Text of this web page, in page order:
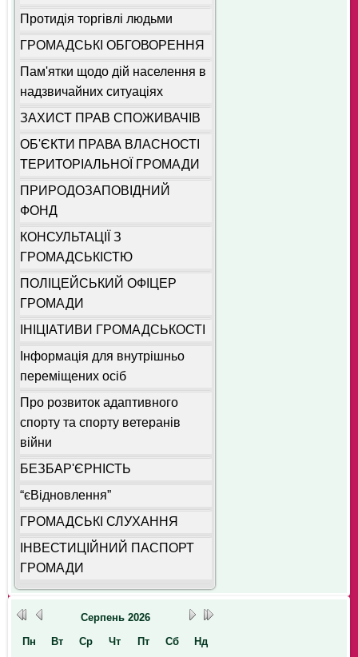
Протидія торгівлі людьми
ГРОМАДСЬКІ ОБГОВОРЕННЯ
Пам'ятки щодо дій населення в
надзвичайних ситуаціях
ЗАХИСТ ПРАВ СПОЖИВАЧІВ
ОБ'ЄКТИ ПРАВА ВЛАСНОСТІ
ТЕРИТОРІАЛЬНОЇ ГРОМАДИ
ПРИРОДОЗАПОВІДНИЙ
ФОНД
КОНСУЛЬТАЦІЇ З
ГРОМАДСЬКІСТЮ
ПОЛІЦЕЙСЬКИЙ ОФІЦЕР
ГРОМАДИ
ІНІЦІАТИВИ ГРОМАДСЬКОСТІ
Інформація для внутрішньо
переміщених осіб
Про розвиток адаптивного
спорту та спорту ветеранів
війни
БЕЗБАР'ЄРНІСТЬ
“єВідновлення”
ГРОМАДСЬКІ СЛУХАННЯ
ІНВЕСТИЦІЙНИЙ ПАСПОРТ
ГРОМАДИ
Серпень 2026
Пн
Вт Ср Чт Пт Сб
Нд